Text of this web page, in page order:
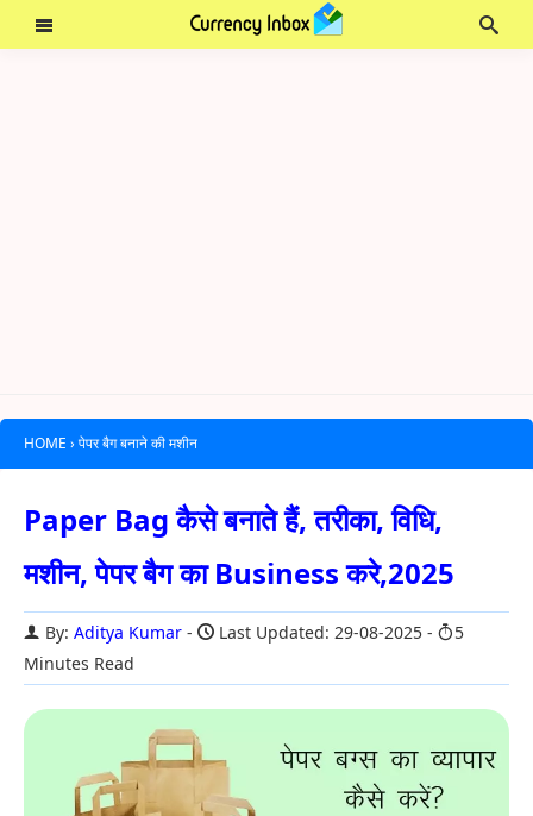
HOME › पेपर बैग बनाने की मशीन
Paper Bag कैसे बनाते हैं, तरीका, विधि,
मशीन, पेपर बैग का Business करे,2025
By: Aditya Kumar Last Updated: 29-08-2025
5
Minutes Read